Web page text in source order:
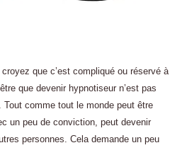
que c’est compliqué ou réservé à
que devenir hypnotiseur n’est pas
comme tout le monde peut être
un peu de conviction, peut devenir
personnes. Cela demande un peu